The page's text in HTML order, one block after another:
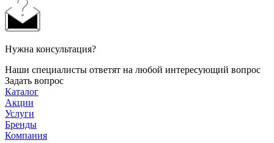
Нужна консультация?
Наши специалисты ответят на любой интересующий вопрос
Задать вопрос
Каталог
Акции
Услуги
Бренды
Компания